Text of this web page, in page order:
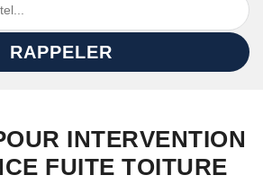
INTERVENTION
FUITE TOITURE